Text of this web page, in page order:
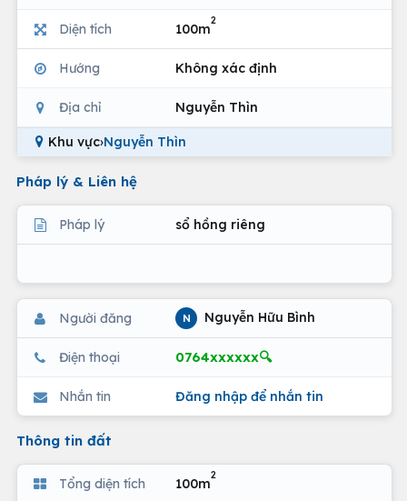
Diện tích 100m
2
Hướng Không xác định
Địa chỉ Nguyễn Thìn
Khu vực›Nguyễn Thìn
Pháp lý & Liên hệ
Pháp lý sổ hồng riêng
Người đăng N Nguyễn Hữu Bình
Điện thoại 0764xxxxxx🔍
Nhắn tin Đăng nhập để nhắn tin
Thông tin đất
Tổng diện tích 100m
2